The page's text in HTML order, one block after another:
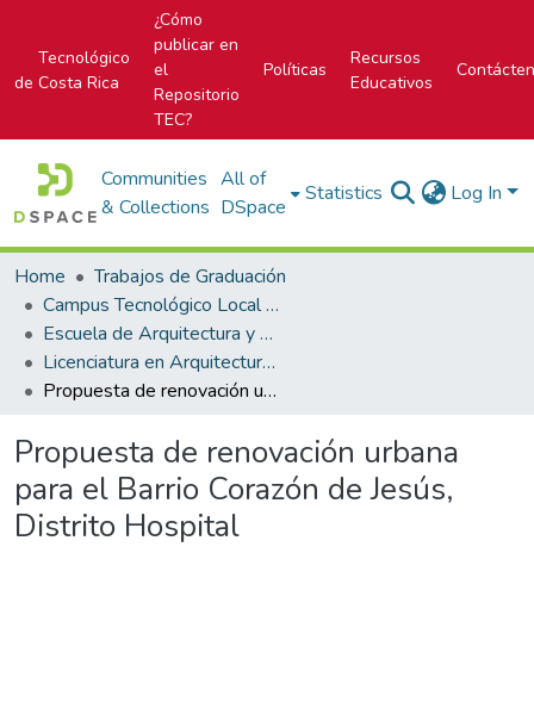
Tecnológico
de Costa Rica
¿Cómo
publicar en
el
Repositorio
TEC?
Políticas
Recursos
Educativos
Communities
& Collections
All of
DSpace
Statistics Log In
Home
Trabajos de Graduación
Campus Tecnológico Local San José
Escuela de Arquitectura y Urbanismo
Licenciatura en Arquitectura y Urbanismo
Propuesta de renovación urbana para el Barrio Corazón de Jesús, Distrito Hospital
Propuesta de renovación urbana
para el Barrio Corazón de Jesús,
Distrito Hospital